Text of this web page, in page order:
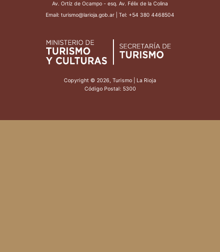
Av. Ortíz de Ocampo - esq. Av. Félix de la Colina
Email: turismo@larioja.gob.ar | Tel: +54 380 4468504
Copyright © 2026, Turismo | La Rioja
Código Postal: 5300